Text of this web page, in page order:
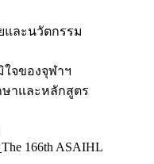
และนวัตกรรม
จของจุฬาฯ
ษาและหลักสูตร
The 166th ASAIHL